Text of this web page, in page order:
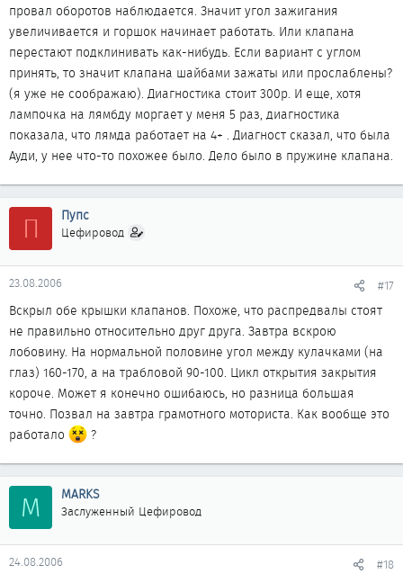
провал оборотов наблюдается. Значит угол зажигания
увеличивается и горшок начинает работать. Или клапана
перестают подклинивать как-нибудь. Если вариант с углом
принять, то значит клапана шайбами зажаты или прослаблены?
(я уже не соображаю). Диагностика стоит 300р. И еще, хотя
лампочка на лямбду моргает у меня 5 раз, диагностика
показала, что лямда работает на 4+ . Диагност сказал, что была
Ауди, у нее что-то похожее было. Дело было в пружине клапана.
П Пупс
Цефировод
23.08.2006 #17
Вскрыл обе крышки клапанов. Похоже, что распредвалы стоят
не правильно относительно друг друга. Завтра вскрою
лобовину. На нормальной половине угол между кулачками (на
глаз) 160-170, а на трабловой 90-100. Цикл открытия закрытия
короче. Может я конечно ошибаюсь, но разница большая
точно. Позвал на завтра грамотного моториста. Как вообще это
работало
?
M MARKS
Заслуженный Цефировод
24.08.2006 #18